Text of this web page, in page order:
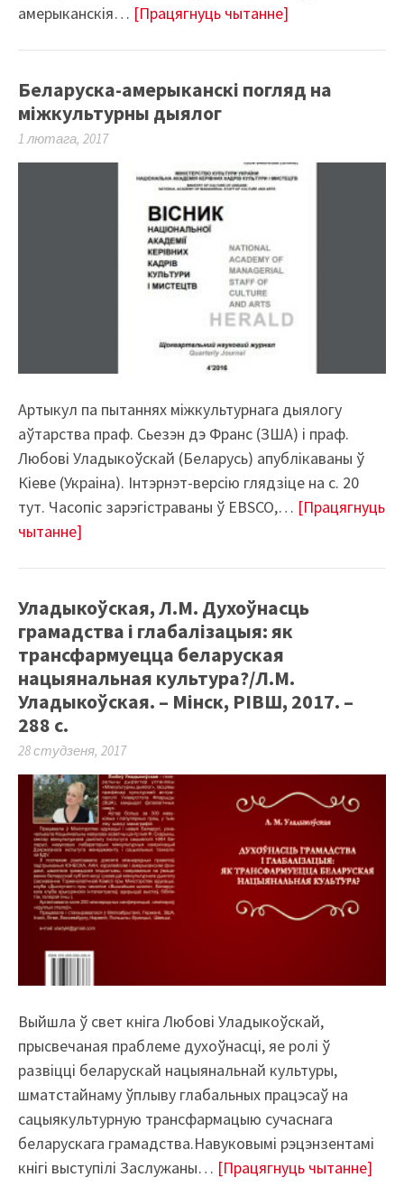
амерыканскія… [Працягнуць чытанне]
Беларуска-амерыканскі погляд на
міжкультурны дыялог
1 лютага, 2017
Артыкул па пытаннях міжкультурнага дыялогу
аўтарства праф. Сьезэн дэ Франс (ЗША) і праф.
Любові Уладыкоўскай (Беларусь) апублікаваны ў
Кіеве (Украіна). Інтэрнэт-версію глядзіце на с. 20
тут. Часопіс зарэгістраваны ў EBSCO,… [Працягнуць
чытанне]
Уладыкоўская, Л.М. Духоўнасць
грамадства і глабалізацыя: як
трансфармуецца беларуская
нацыянальная культура?/Л.М.
Уладыкоўская. – Мінск, РІВШ, 2017. –
288 с.
28 студзеня, 2017
Выйшла ў свет кніга Любові Уладыкоўскай,
прысвечаная праблеме духоўнасці, яе ролі ў
развіцці беларускай нацыянальнай культуры,
шматстайнаму ўплыву глабальных працэсаў на
сацыякультурную трансфармацыю сучаснага
беларускага грамадства.Навуковымі рэцэнзентамі
кнігі выступілі Заслужаны… [Працягнуць чытанне]